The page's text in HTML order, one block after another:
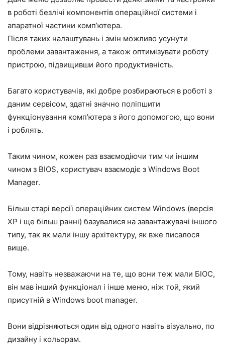
в роботі безлічі компонентів операційної системи і
апаратної частини комп’ютера.
Після таких налаштувань і змін можливо усунути
проблеми завантаження, а також оптимізувати роботу
пристрою, підвищивши його продуктивність.
Багато користувачів, які добре розбираються в роботі з
даним сервісом, здатні значно поліпшити
функціонування комп’ютера з його допомогою, що вони
і роблять.
Таким чином, кожен раз взаємодіючи тим чи іншим
чином з BIOS, користувач взаємодіє з Windows Boot
Manager.
Більш старі версії операційних систем Windows (версія
ХР і ще більш ранні) базувалися на завантажувачі іншого
типу, так як мали іншу архітектуру, як вже писалося
вище.
Тому, навіть незважаючи на те, що вони теж мали БІОС,
він мав інший функціонал і інше меню, ніж той, який
присутній в Windows boot manager.
Вони відрізняються один від одного навіть візуально, по
дизайну і кольорам.